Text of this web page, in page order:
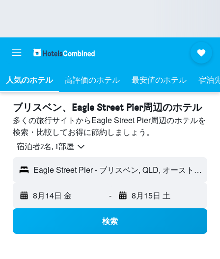
人気のホテル 高評価のホテル 最安値のホテル 宿泊
ブリスベン​、Eagle Street Pier周辺のホテル
多くの旅行サイトからEagle Street Pier周辺のホテルを
検索・比較してお得に節約しましょう。
宿泊者2名, 1​部屋
Eagle Street Pier - ブリスベン, QLD, オーストラリア
8月14日 金 - 8月15日 土
検索